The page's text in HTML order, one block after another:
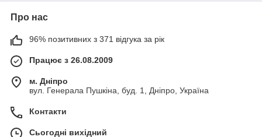
Про нас
96% позитивних з 371 відгука за рік
Працює з 26.08.2009
м. Дніпро
вул. Генерала Пушкіна, буд. 1, Дніпро, Україна
Контакти
Сьогодні вихідний